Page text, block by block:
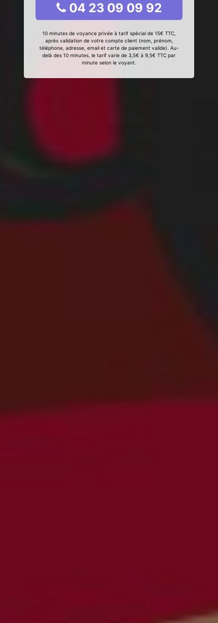
04 23 09 09 92
10 minutes de voyance privée à tarif spécial de 15€ TTC,
après validation de votre compte client (nom, prénom,
téléphone, adresse, email et carte de paiement valide). Au-
delà des 10 minutes, le tarif varie de 3,5€ à 9,5€ TTC par
minute selon le voyant.